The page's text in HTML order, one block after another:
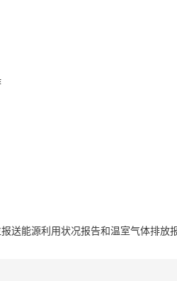
告和温室气体排放报告以及能耗、碳排放总量和强